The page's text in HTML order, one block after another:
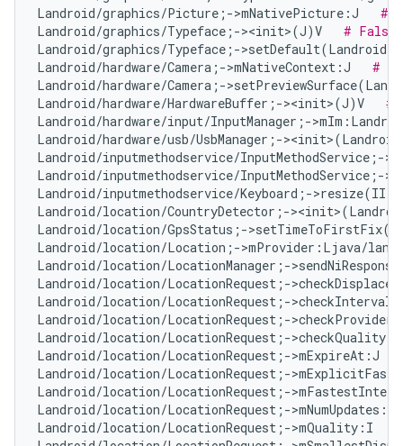
Landroid/graphics/Picture;->mNativePicture:J #
Landroid/graphics/Typeface;-><init>(J)V # False
Landroid/graphics/Typeface;-
Landroid/hardware/Camera;->mNativeContext:J #
Landroid/hardware/Camera;-
Landroid/hardware/HardwareBuffer;-><init>(J)V #
Landroid/hardware/input/InputManager;-
Landroid/hardware/usb/UsbManager;-
Landroid/inputmethodservice/InputMethodService;-
Landroid/inputmethodservice/InputMethodService;-
Landroid/inputmethodservice/Keyboard;-
Landroid/location/CountryDetector;-
Landroid/location/GpsStatus;-
Landroid/location/Location;->mProvider:Ljava/
Landroid/location/LocationManager;-
Landroid/location/LocationRequest;-
Landroid/location/LocationRequest;-
Landroid/location/LocationRequest;-
Landroid/location/LocationRequest;-
Landroid/location/LocationRequest;->mExpireAt:J
Landroid/location/LocationRequest;-
Landroid/location/LocationRequest;-
Landroid/location/LocationRequest;-
Landroid/location/LocationRequest;->mQuality:I